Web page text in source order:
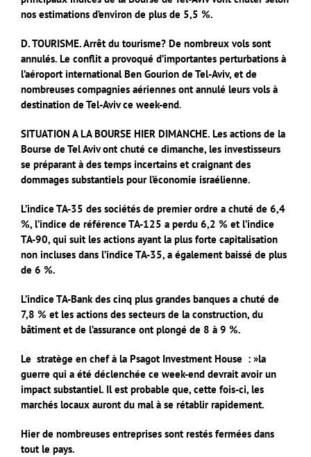
nos estimations d’environ de plus de 5,5 %.
D. TOURISME. Arrêt du tourisme? De nombreux vols sont
annulés. Le conflit a provoqué d’importantes perturbations à
l’aéroport international Ben Gourion de Tel-Aviv, et de
nombreuses compagnies aériennes ont annulé leurs vols à
destination de Tel-Aviv ce week-end.
SITUATION A LA BOURSE HIER DIMANCHE. Les actions de la
Bourse de Tel Aviv ont chuté ce dimanche, les investisseurs
se préparant à des temps incertains et craignant des
dommages substantiels pour l’économie israélienne.
L’indice TA-35 des sociétés de premier ordre a chuté de 6,4
%, l’indice de référence TA-125 a perdu 6,2 % et l’indice
TA-90, qui suit les actions ayant la plus forte capitalisation
non incluses dans l’indice TA-35, a également baissé de plus
de 6 %.
L’indice TA-Bank des cinq plus grandes banques a chuté de
7,8 % et les actions des secteurs de la construction, du
bâtiment et de l’assurance ont plongé de 8 à 9 %.
Le stratège en chef à la Psagot Investment House : »la
guerre qui a été déclenchée ce week-end devrait avoir un
impact substantiel. Il est probable que, cette fois-ci, les
marchés locaux auront du mal à se rétablir rapidement.
Hier de nombreuses entreprises sont restés fermées dans
tout le pays.